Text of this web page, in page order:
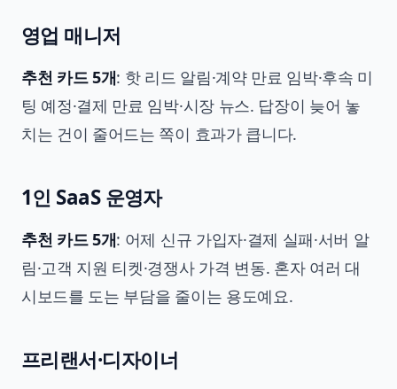
영업 매니저
추천 카드 5개: 핫 리드 알림·계약 만료 임박·후속 미
팅 예정·결제 만료 임박·시장 뉴스. 답장이 늦어 놓
치는 건이 줄어드는 쪽이 효과가 큽니다.
1인 SaaS 운영자
추천 카드 5개: 어제 신규 가입자·결제 실패·서버 알
림·고객 지원 티켓·경쟁사 가격 변동. 혼자 여러 대
시보드를 도는 부담을 줄이는 용도예요.
프리랜서·디자이너